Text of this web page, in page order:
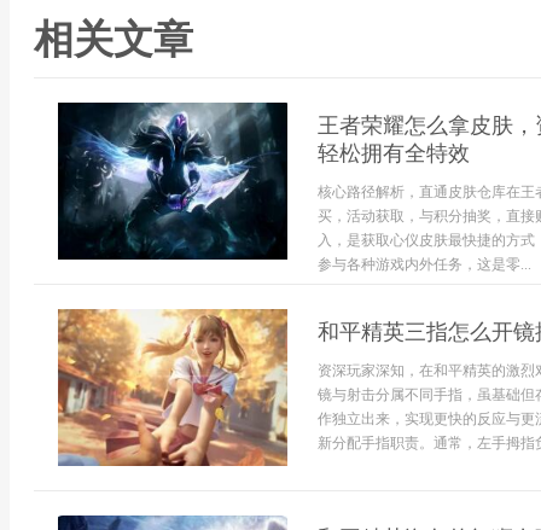
相关文章
王者荣耀怎么拿皮肤
轻松拥有全特效
核心路径解析，直通皮肤仓库在
买，活动获取，与积分抽奖，直
入，是获取心仪皮肤最快捷的方
参与各种游戏内外任务，这是零...
和平精英三指怎么开
资深玩家深知，在和平精英的激
镜与射击分属不同手指，虽基础
作独立出来，实现更快的反应与
新分配手指职责。通常，左手拇